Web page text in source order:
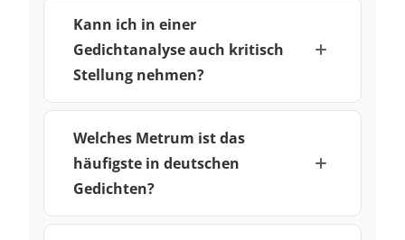
Kann ich in einer
Gedichtanalyse auch kritisch
Stellung nehmen?
Welches Metrum ist das
häufigste in deutschen
Gedichten?